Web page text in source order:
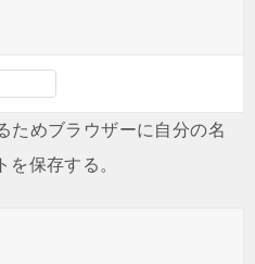
ためブラウザーに自分の名
保存する。